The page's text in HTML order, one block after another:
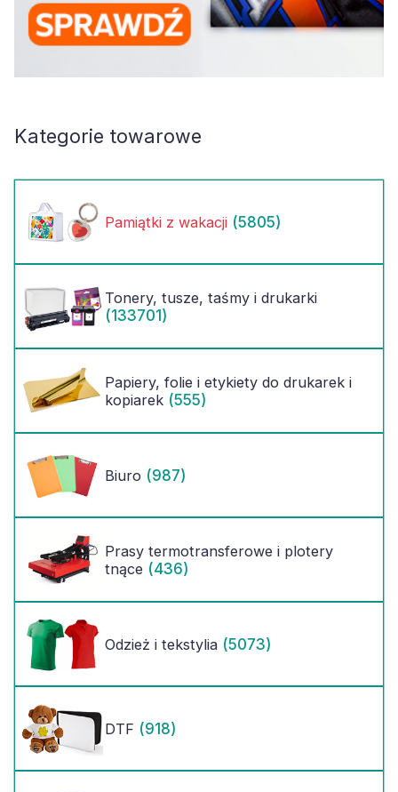
Kategorie towarowe
Pamiątki z wakacji (5805)
Tonery, tusze, taśmy i drukarki
(133701)
Papiery, folie i etykiety do drukarek i
kopiarek (555)
Biuro (987)
Prasy termotransferowe i plotery
tnące (436)
Odzież i tekstylia (5073)
DTF (918)